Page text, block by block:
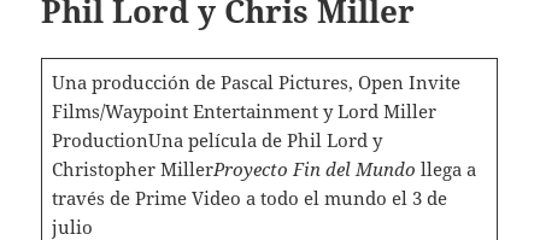
Phil Lord y Chris Miller
Una producción de Pascal Pictures, Open Invite
Films/Waypoint Entertainment y Lord Miller
ProductionUna película de Phil Lord y
Christopher MillerProyecto Fin del Mundo llega a
través de Prime Video a todo el mundo el 3 de
julio